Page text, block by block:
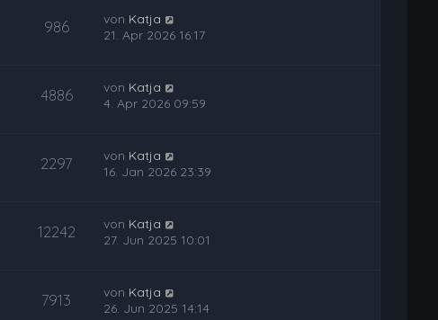
986 von Katja
21. Apr 2026 16:17
4886 von Katja
4. Apr 2026 09:59
2297 von Katja
16. Jan 2026 23:39
12242 von Katja
27. Jun 2025 10:01
7913 von Katja
26. Jun 2025 14:14